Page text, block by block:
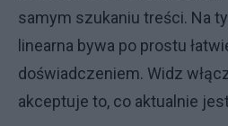
samym szukaniu treści. Na
linearna bywa po prostu
doświadczeniem. Widz
akceptuje to, co aktualnie